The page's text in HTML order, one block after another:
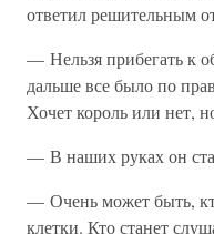
ответил решительным
— Нельзя прибегать к
дальше все было по
Хочет король или нет,
— В наших руках он
— Очень может быть,
клетки. Кто станет